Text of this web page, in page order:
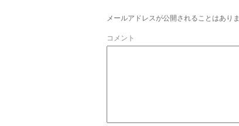
メールアドレスが公開されることはあり
コメント